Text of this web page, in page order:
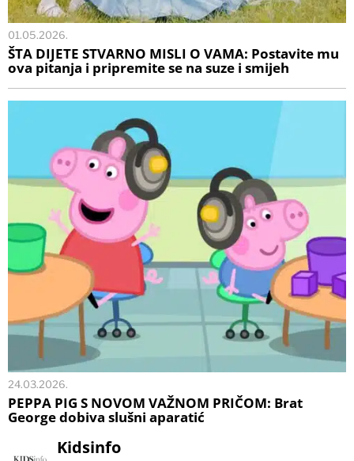
01.05.2026.
ŠTA DIJETE STVARNO MISLI O VAMA: Postavite mu
ova pitanja i pripremite se na suze i smijeh
24.03.2026.
PEPPA PIG S NOVOM VAŽNOM PRIČOM: Brat
George dobiva slušni aparatić
Kidsinfo